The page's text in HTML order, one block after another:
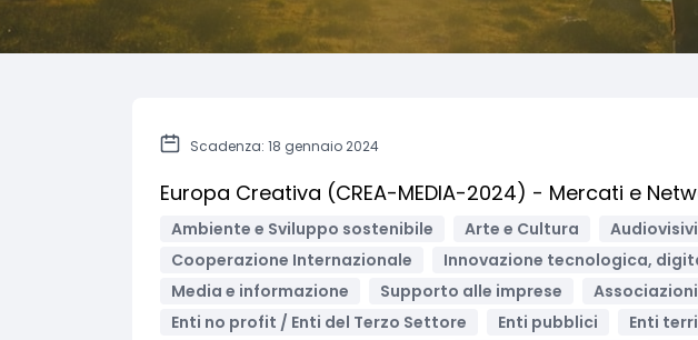
Scadenza: 18 gennaio 2024
Europa Creativa (CREA-MEDIA-2024) - Mercati e
Ambiente e Sviluppo sostenibile Arte e Cultura
Cooperazione Internazionale
Innovazione tecnologica,
Media e informazione
Supporto alle imprese
Enti no profit / Enti del Terzo Settore
Enti pubblici Enti